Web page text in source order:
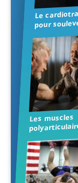
Le
pour
lourd et en
Les muscles